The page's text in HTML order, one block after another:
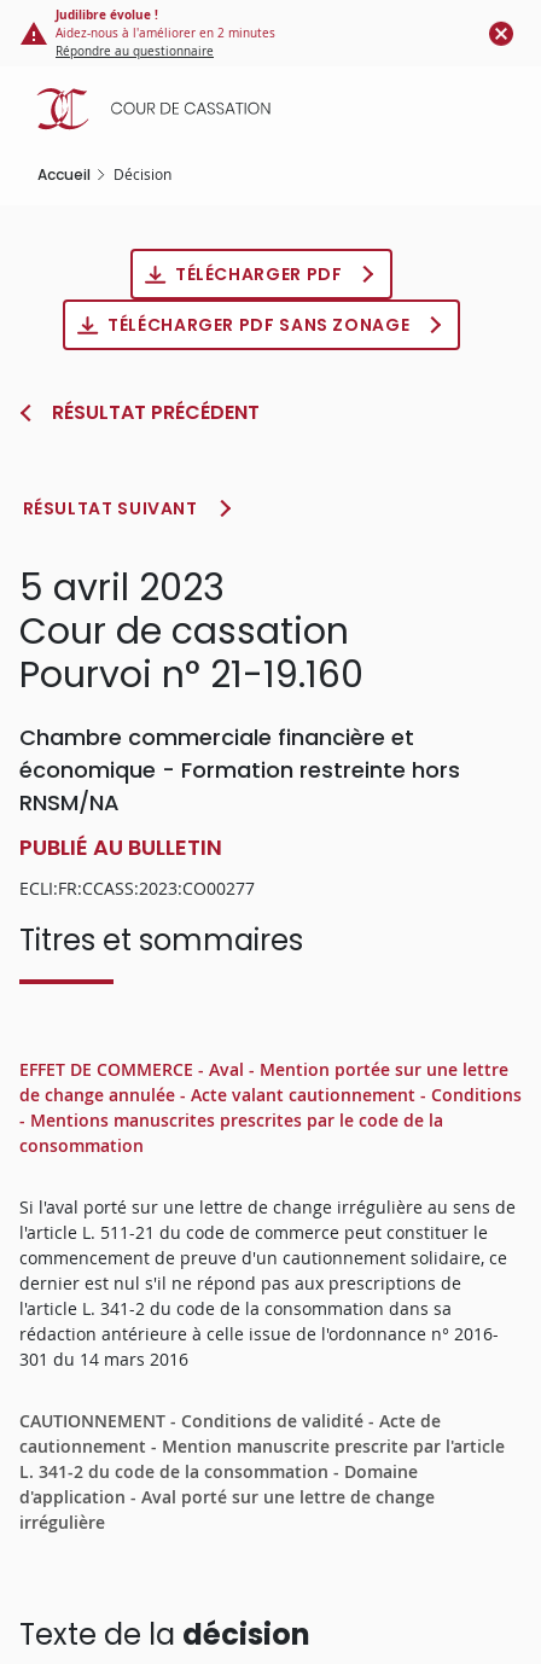
Panneau de gestion des cookies
contenu
principal
Judilibre évolue !
Aidez-nous à l'améliorer en 2 minutes
Répondre au questionnaire
Accueil Décision
TÉLÉCHARGER PDF
TÉLÉCHARGER PDF SANS ZONAGE
RÉSULTAT PRÉCÉDENT
RÉSULTAT SUIVANT
5 avril 2023
Cour de cassation
Pourvoi n° 21-19.160
Chambre commerciale financière et
économique - Formation restreinte hors
RNSM/NA
PUBLIÉ AU BULLETIN
ECLI:FR:CCASS:2023:CO00277
Titres et sommaires
EFFET DE COMMERCE - Aval - Mention portée sur une lettre
de change annulée - Acte valant cautionnement - Conditions
- Mentions manuscrites prescrites par le code de la
consommation
Si l'aval porté sur une lettre de change irrégulière au sens de
l'article L. 511-21 du code de commerce peut constituer le
commencement de preuve d'un cautionnement solidaire, ce
dernier est nul s'il ne répond pas aux prescriptions de
l'article L. 341-2 du code de la consommation dans sa
rédaction antérieure à celle issue de l'ordonnance n° 2016-
301 du 14 mars 2016
CAUTIONNEMENT - Conditions de validité - Acte de
cautionnement - Mention manuscrite prescrite par l'article
L. 341-2 du code de la consommation - Domaine
d'application - Aval porté sur une lettre de change
irrégulière
Texte de la décision